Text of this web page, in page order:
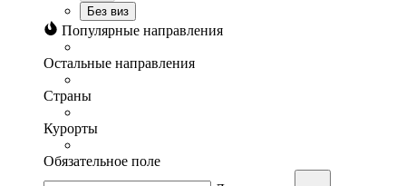
Без виз
Популярные направления
Остальные направления
Страны
Курорты
Обязательное поле